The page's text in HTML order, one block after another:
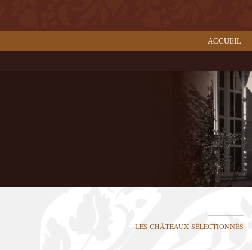
ACCUEIL
LES CHÂTEAUX SÉLECTIONNÉS